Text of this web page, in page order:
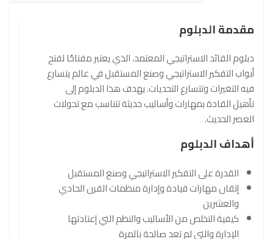
مقدمة الدبلوم
دبلوم القائد الاستراتيجي المعتمد، الذي يعتبر مفتاحًا لفتح
أبواب التفكير الاستراتيجي وصنع المستقبل في عالم يتسارع
فيه التغيرات وتتسارع التحديات. يهدف هذا الدبلوم إلى
تأهيل القادة بمهارات وأساليب حديثة تتناسب مع تحولات
العصر الحديث.
أهداف الدبلوم
القدرة على التفكير الاستراتيجي وصنع المستقبل
إتقان مهارات قيادة وإدارة منظمات القرن الحادي
والعشرين
كيفية التخلص من الأساليب والنظم التي إعتادتها
الإدارة والتي لم تعد صالحة بالمرة